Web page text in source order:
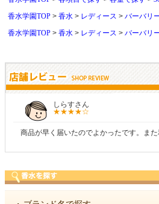
香水学園TOP
香水 レディース
バーバリ
香水学園TOP
香水 レディース バーバリ
しらすさん
商品が早く届いたのでよかったです。また